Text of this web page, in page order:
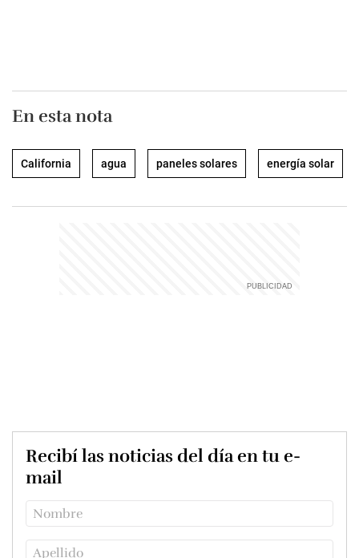
En esta nota
California agua paneles solares energía solar
Recibí las noticias del día en tu e-
mail